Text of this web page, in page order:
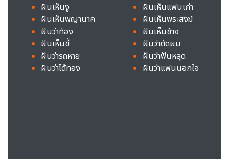
ฝันเห็นงู
ฝันเห็นพญานาค
ฝันว่าท้อง
ฝันเห็นขี้
ฝันว่ารถหาย
ฝันว่าได้ทอง
ฝันเห็นแฟนเก่า
ฝันเห็นพระสงฆ์
ฝันเห็นช้าง
ฝันว่าตัดผม
ฝันว่าฟันหลุด
ฝันว่าแฟนนอกใจ